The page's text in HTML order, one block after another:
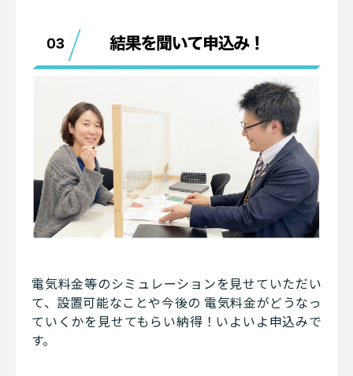
電気料金等のシミュレーションを見せていただい
て、設置可能なことや今後の 電気料金がどうなっ
ていくかを見せてもらい納得！いよいよ申込みで
す。